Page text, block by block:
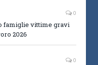
0
famiglie vittime gravi
2026
0